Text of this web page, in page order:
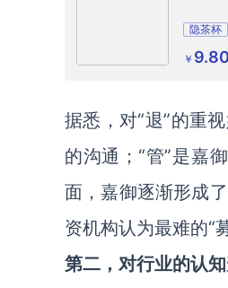
隐茶杯
￥
据悉，对“退”的重
的沟通；“管”是嘉
面，嘉御逐渐形成
资机构认为最难的“
第二，对行业的认